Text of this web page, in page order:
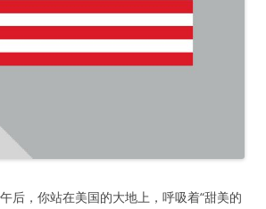
后，你站在美国的大地上，呼吸着“甜美的